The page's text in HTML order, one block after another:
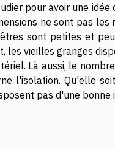
pour avoir une idée
ne sont pas les
sont petites et
les vieilles granges
Là aussi, le
l'isolation. Qu'elle
pas d'une bonne